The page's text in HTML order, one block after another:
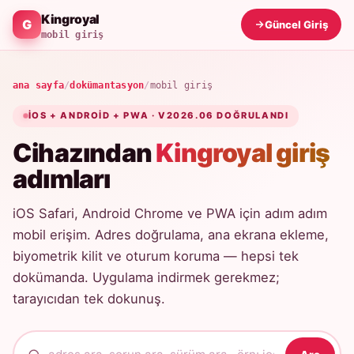
Kingroyal
mobil giriş
Güncel Giriş
ana sayfa/dokümantasyon/mobil giriş
IOS + ANDROID + PWA · V2026.06 DOĞRULANDI
CihazındanKingroyal giriş
adımları
iOS Safari, Android Chrome ve PWA için adım adım
mobil erişim. Adres doğrulama, ana ekrana ekleme,
biyometrik kilit ve oturum koruma — hepsi tek
dokümanda. Uygulama indirmek gerekmez;
tarayıcıdan tek dokunuş.